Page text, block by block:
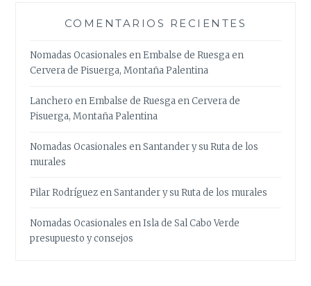
COMENTARIOS RECIENTES
Nomadas Ocasionales enEmbalse de Ruesga en
Cervera de Pisuerga, Montaña Palentina
Lanchero enEmbalse de Ruesga en Cervera de
Pisuerga, Montaña Palentina
Nomadas Ocasionales enSantander y su Ruta de los
murales
Pilar RodríguezenSantander y su Ruta de los murales
Nomadas Ocasionales enIsla de Sal Cabo Verde
presupuesto y consejos